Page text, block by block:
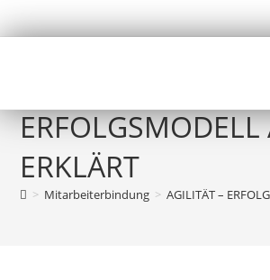
ERFOLGSMODELL
ERKLÄRT
> Mitarbeiterbindung > AGILITÄT –